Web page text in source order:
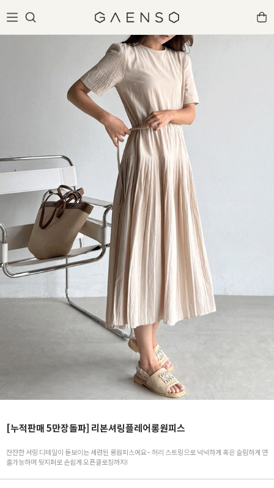
[누적판매 5만장돌파] 리본셔링플레어롱원피스
잔잔한 셔링 디테일이 돋보이는 세련된 롱원피스에요~ 허리 스트링으로 넉넉하게 혹은 슬림하게 연
출가능하며 뒷지퍼로 손쉽게 오픈클로징까지!